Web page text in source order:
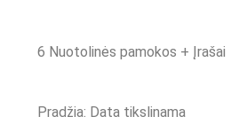
6 Nuotolinės pamokos + Įrašai
Pradžia: Data tikslinama